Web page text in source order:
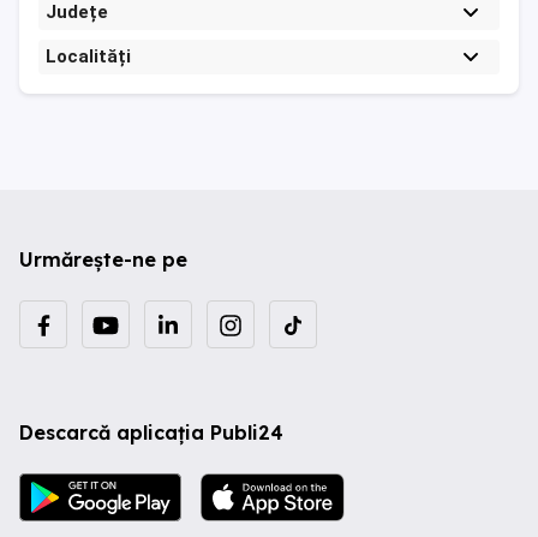
Județe
Localități
Urmărește-ne pe
Descarcă aplicația Publi24